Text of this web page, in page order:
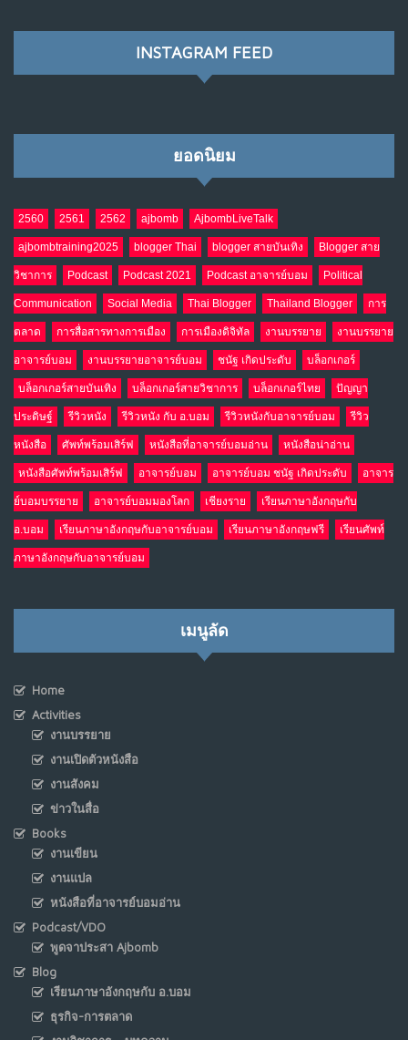
NO COMMENTS
เมื่อโลกออนไลน์ กลายเป็น“ศาลเตี้ย”
9
NO COMMENTS
10 อินโดนีเซีย กับเกมอำนาจที่มองไม่เห็น
เม.ย. 19, 2026
NO COMMENTS
INSTAGRAM FEED
ยอดนิยม
2560 2561 2562 ajbomb AjbombLiveTalk
ajbombtraining2025 blogger Thai blogger สายบันเทิง Blogger สาย
วิชาการ Podcast Podcast 2021 Podcast อาจารย์บอม Political
Communication Social Media Thai Blogger Thailand Blogger การ
ตลาด การสื่อสารทางการเมือง การเมืองดิจิทัล งานบรรยาย งานบรรยาย
อาจารย์บอม งานบรรยายอาจารย์บอม ชนัฐ เกิดประดับ บล็อกเกอร์
บล็อกเกอร์สายบันเทิง บล็อกเกอร์สายวิชาการ บล็อกเกอร์ไทย ปัญญา
ประดิษฐ์ รีวิวหนัง รีวิวหนัง กับ อ.บอม รีวิวหนังกับอาจารย์บอม รีวิว
หนังสือ ศัพท์พร้อมเสิร์ฟ หนังสือที่อาจารย์บอมอ่าน หนังสือน่าอ่าน
หนังสือศัพท์พร้อมเสิร์ฟ อาจารย์บอม อาจารย์บอม ชนัฐ เกิดประดับ อาจาร
ย์บอมบรรยาย อาจารย์บอมมองโลก เชียงราย เรียนภาษาอังกฤษกับ
อ.บอม เรียนภาษาอังกฤษกับอาจารย์บอม เรียนภาษาอังกฤษฟรี เรียนศัพท์
ภาษาอังกฤษกับอาจารย์บอม
เมนูลัด
Home
Activities
งานบรรยาย
งานเปิดตัวหนังสือ
งานสังคม
ข่าวในสื่อ
Books
งานเขียน
งานแปล
หนังสือที่อาจารย์บอมอ่าน
Podcast/VDO
พูดจาประสา Ajbomb
Blog
เรียนภาษาอังกฤษกับ อ.บอม
ธุรกิจ-การตลาด